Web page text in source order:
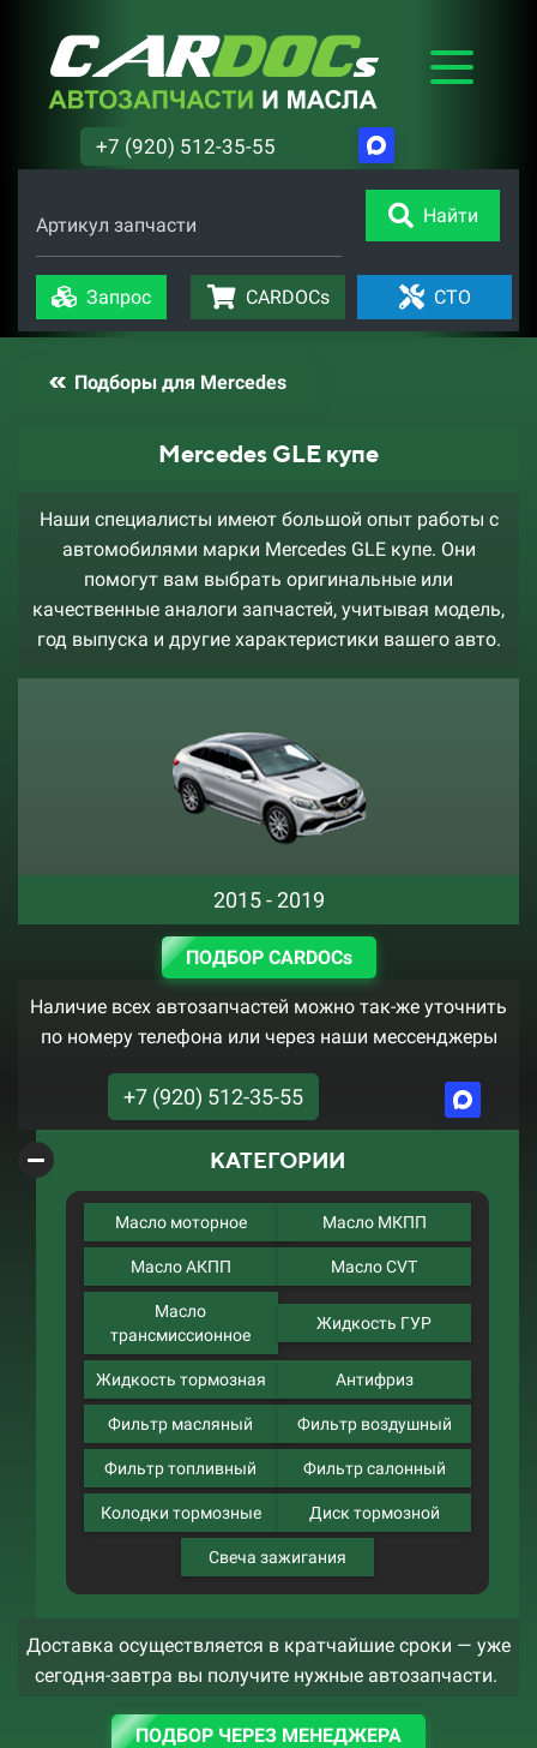
+7 (920) 512-35-55
Артикул запчасти Найти
Запрос CARDOCs СТО
Подборы для Mercedes
Mercedes GLE купе
Наши специалисты имеют большой опыт работы с
автомобилями марки Mercedes GLE купе. Они
помогут вам выбрать оригинальные или
качественные аналоги запчастей, учитывая модель,
год выпуска и другие характеристики вашего авто.
2015 - 2019
ПОДБОР CARDOCs
Наличие всех автозапчастей можно так-же уточнить
по номеру телефона или через наши мессенджеры
+7 (920) 512-35-55
КАТЕГОРИИ
Масло моторное Масло МКПП
Масло АКПП Масло CVT
Масло
трансмиссионное
Жидкость ГУР
Жидкость тормозная Антифриз
Фильтр масляный Фильтр воздушный
Фильтр топливный Фильтр салонный
Колодки тормозные Диск тормозной
Свеча зажигания
Доставка осуществляется в кратчайшие сроки — уже
сегодня-завтра вы получите нужные автозапчасти.
ПОДБОР ЧЕРЕЗ МЕНЕДЖЕРА